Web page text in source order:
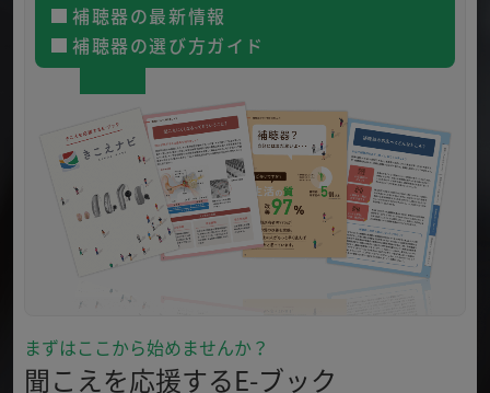
まずはここから始めませんか？
聞こえを応援するE-ブック
補聴器の最新情報
補聴器の選び方ガイド